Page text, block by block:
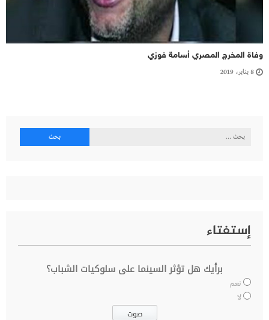
وفاة المخرج المصري أسامة فوزي
8 يناير، 2019
البحث
إستفتاء
برأيك هل تؤثر السينما على سلوكيات الشباب؟
نعم
لا